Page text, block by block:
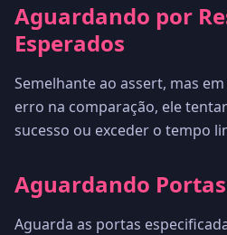
Aguardando por
Esperados
Semelhante ao assert, mas
erro na comparação, ele
sucesso ou exceder o tempo
Aguardando Portas
Aguarda as portas